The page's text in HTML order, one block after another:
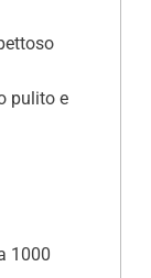
pulito e
1000